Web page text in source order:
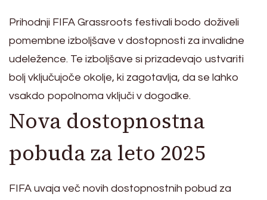
Prihodnji FIFA Grassroots festivali bodo doživeli
pomembne izboljšave v dostopnosti za invalidne
udeležence. Te izboljšave si prizadevajo ustvariti
bolj vključujoče okolje, ki zagotavlja, da se lahko
vsakdo popolnoma vključi v dogodke.
Nova dostopnostna
pobuda za leto 2025
FIFA uvaja več novih dostopnostnih pobud za